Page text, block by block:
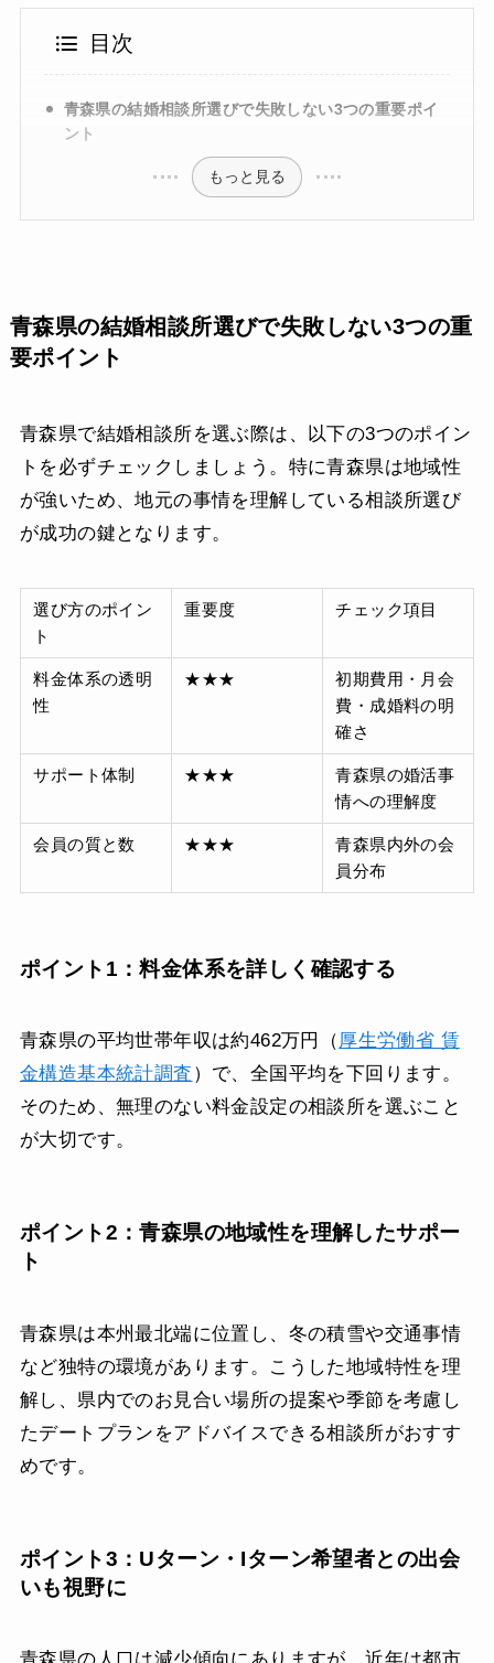
目次
青森県の結婚相談所選びで失敗しない3つの重要ポイ
ント
もっと見る
青森県の結婚相談所選びで失敗しない3つの重
要ポイント
青森県で結婚相談所を選ぶ際は、以下の3つのポイン
トを必ずチェックしましょう。特に青森県は地域性
が強いため、地元の事情を理解している相談所選び
が成功の鍵となります。
選び方のポイン
ト
重要度 チェック項目
料金体系の透明
性
★★★
初期費用・月会
費・成婚料の明
確さ
サポート体制 ★★★
青森県の婚活事
情への理解度
会員の質と数 ★★★
青森県内外の会
員分布
ポイント1：料金体系を詳しく確認する
青森県の平均世帯年収は約462万円（厚生労働省 賃
金構造基本統計調査 ）で、全国平均を下回ります。
そのため、無理のない料金設定の相談所を選ぶこと
が大切です。
ポイント2：青森県の地域性を理解したサポー
ト
青森県は本州最北端に位置し、冬の積雪や交通事情
など独特の環境があります。こうした地域特性を理
解し、県内でのお見合い場所の提案や季節を考慮し
たデートプランをアドバイスできる相談所がおすす
めです。
ポイント3：Uターン・Iターン希望者との出会
いも視野に